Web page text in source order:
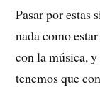
Pasar por estas
nada como
con la música,
tenemos que